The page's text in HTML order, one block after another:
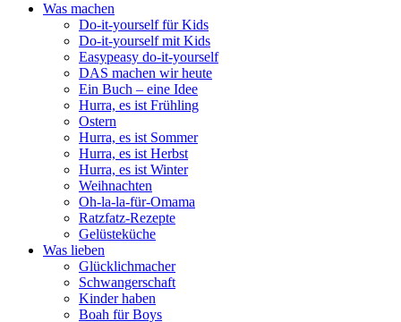
Was machen
Do-it-yourself für Kids
Do-it-yourself mit Kids
Easypeasy do-it-yourself
DAS machen wir heute
Ein Buch – eine Idee
Hurra, es ist Frühling
Ostern
Hurra, es ist Sommer
Hurra, es ist Herbst
Hurra, es ist Winter
Weihnachten
Oh-la-la-für-Omama
Ratzfatz-Rezepte
Gelüsteküche
Was lieben
Glücklichmacher
Schwangerschaft
Kinder haben
Boah für Boys